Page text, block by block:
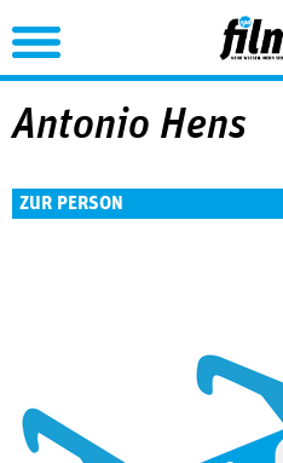
Jump to
Antonio Hens
ZUR PERSON